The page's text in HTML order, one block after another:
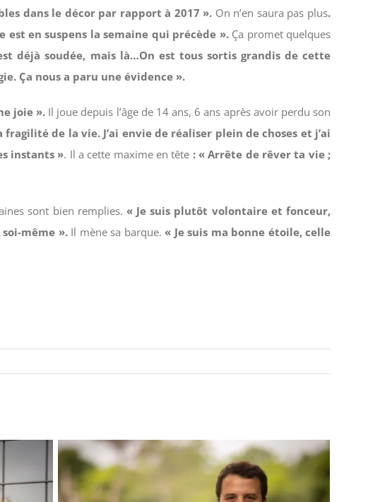
dans le décor par rapport à 2017 ». On n’en saura pas plus.
en suspens la semaine qui précède ».Ça promet quelques
déjà soudée, mais là…On est tous sortis grandis de cette
Ça nous a paru une évidence ».
joie ».Il joue depuis l’âge de 14 ans, 6 ans après avoir perdu son
fragilité de la vie. J’ai envie de réaliser plein de choses et j’ai
instants ». Il a cette maxime en tête : « Arrête de rêver ta vie ;
sont bien remplies. « Je suis plutôt volontaire et fonceur,
même ».Il mène sa barque.« Je suis ma bonne étoile, celle